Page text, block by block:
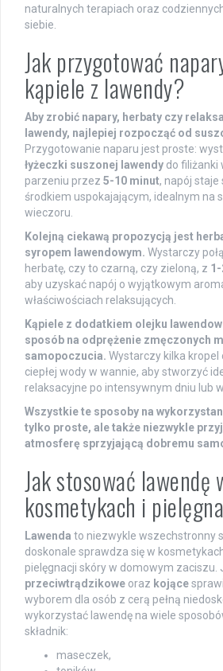
naturalnych terapiach oraz
siebie.
Jak przygotować
kąpiele z lawendy?
Aby zrobić napary, herbaty czy
lawendy, najlepiej rozpocząć od
Przygotowanie naparu jest proste:
łyżeczki suszonej lawendy do filiżanki
parzeniu przez 5-10 minut, napój staje
środkiem uspokajającym, idealnym na
wieczoru.
Kolejną ciekawą propozycją jest
syropem lawendowym. Wystarczy
herbatę, czy to czarną, czy zieloną, z
aby uzyskać napój o wyjątkowym
właściwościach relaksujących.
Kąpiele z dodatkiem olejku
sposób na odprężenie zmęczonych
samopoczucia. Wystarczy kilka kropel
ciepłej wody w wannie, aby stworzyć
relaksacyjne po intensywnym dniu lub
Wszystkie te sposoby na
tylko proste, ale także niezwykle
atmosferę sprzyjającą dobremu
Jak stosować lawendę
kosmetykach i
Lawenda to niezwykle wszechstronny
doskonale sprawdza się w
pielęgnacji skóry w domowym zaciszu.
przeciwtrądzikowe oraz kojące
wyborem dla osób z cerą pełną
wykorzystać lawendę na wiele
składnik:
maseczek,